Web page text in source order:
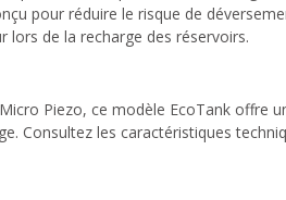
pour réduire le risque de
lors de la recharge des réservoirs.
Piezo, ce modèle EcoTank offre
Consultez les caractéristiques